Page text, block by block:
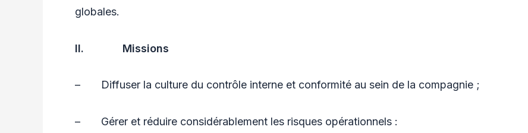
globales.
II. Missions
– Diffuser la culture du contrôle interne et conformité au sein de la compagnie ;
– Gérer et réduire considérablement les risques opérationnels :